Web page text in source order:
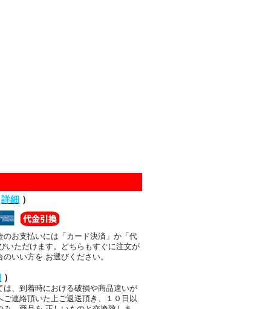
詳細 ）
のお支払いには「カード決済」か「代
いただけます。どちらもすぐに注文が
いい方を お選びください。
）
は、到着時における破損や商品違いが
ご連絡頂いた上ご返送頂き、１０日以